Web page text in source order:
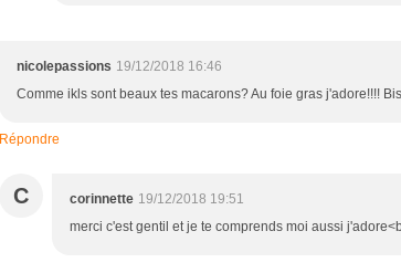
nicolepassions 19/12/2018 16:46
Comme ikls sont beaux tes macarons? Au foie gras j'adore!!!!
Répondre
C corinnette 19/12/2018 19:51
merci c'est gentil et je te comprends moi aussi